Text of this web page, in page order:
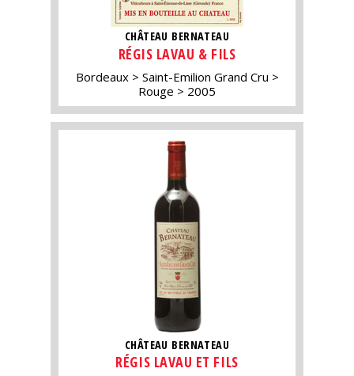
CHÂTEAU BERNATEAU
RÉGIS LAVAU & FILS
Bordeaux
Saint-Emilion Grand Cru
Rouge
2005
CHÂTEAU BERNATEAU
RÉGIS LAVAU ET FILS